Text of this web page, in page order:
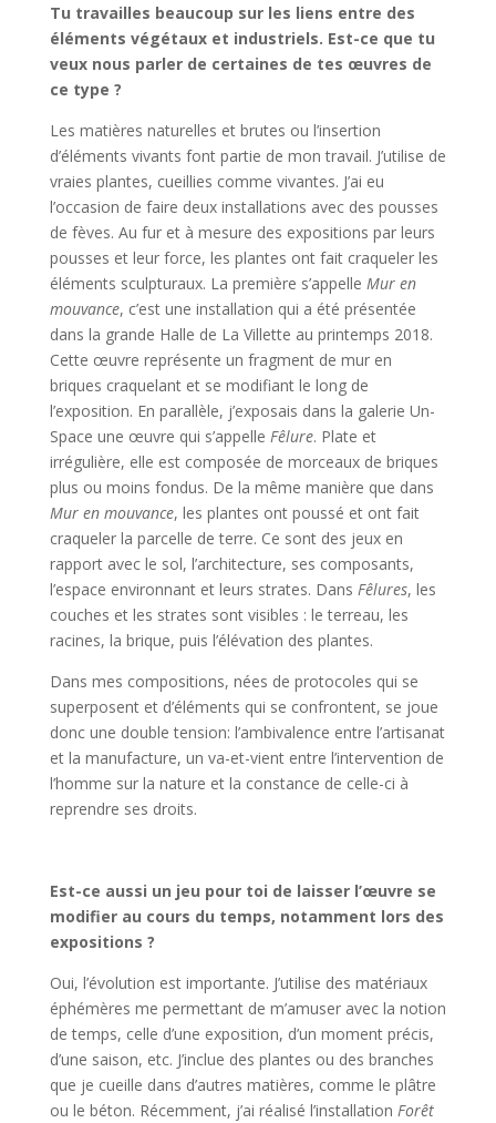
Tu travailles beaucoup sur les liens entre des
éléments végétaux et industriels. Est-ce que tu
veux nous parler de certaines de tes œuvres de
ce type ?
Les matières naturelles et brutes ou l’insertion
d’éléments vivants font partie de mon travail. J’utilise de
vraies plantes, cueillies comme vivantes. J’ai eu
l’occasion de faire deux installations avec des pousses
de fèves. Au fur et à mesure des expositions par leurs
pousses et leur force, les plantes ont fait craqueler les
éléments sculpturaux. La première s’appelle Mur en
mouvance, c’est une installation qui a été présentée
dans la grande Halle de La Villette au printemps 2018.
Cette œuvre représente un fragment de mur en
briques craquelant et se modifiant le long de
l’exposition. En parallèle, j’exposais dans la galerie Un-
Space une œuvre qui s’appelle Fêlure. Plate et
irrégulière, elle est composée de morceaux de briques
plus ou moins fondus. De la même manière que dans
Mur en mouvance, les plantes ont poussé et ont fait
craqueler la parcelle de terre. Ce sont des jeux en
rapport avec le sol, l’architecture, ses composants,
l’espace environnant et leurs strates. Dans Fêlures, les
couches et les strates sont visibles : le terreau, les
racines, la brique, puis l’élévation des plantes.
Dans mes compositions, nées de protocoles qui se
superposent et d’éléments qui se confrontent, se joue
donc une double tension: l’ambivalence entre l’artisanat
et la manufacture, un va-et-vient entre l’intervention de
l’homme sur la nature et la constance de celle-ci à
reprendre ses droits.
Est-ce aussi un jeu pour toi de laisser l’œuvre se
modifier au cours du temps, notamment lors des
expositions ?
Oui, l’évolution est importante. J’utilise des matériaux
éphémères me permettant de m’amuser avec la notion
de temps, celle d’une exposition, d’un moment précis,
d’une saison, etc. J’inclue des plantes ou des branches
que je cueille dans d’autres matières, comme le plâtre
ou le béton. Récemment, j’ai réalisé l’installation Forêt